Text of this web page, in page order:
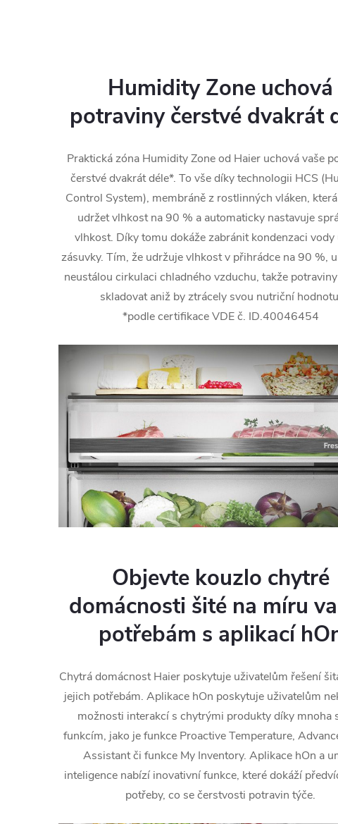
Humidity Zone uchová
potraviny čerstvé dvakrát
Praktická zóna Humidity Zone od Haier uchová vaše
čerstvé dvakrát déle*. To vše díky technologii HCS
Control System), membráně z rostlinných vláken,
udržet vlhkost na 90 % a automaticky nastavuje
vlhkost. Díky tomu dokáže zabránit kondenzaci
zásuvky. Tím, že udržuje vlhkost v přihrádce na 90 %,
neustálou cirkulaci chladného vzduchu, takže
skladovat aniž by ztrácely svou nutriční
*podle certifikace VDE č. ID.40046454
Objevte kouzlo chytré
domácnosti šité na míru
potřebám s aplikací
Chytrá domácnost Haier poskytuje uživatelům řešení
jejich potřebám. Aplikace hOn poskytuje uživatelům
možnosti interakcí s chytrými produkty díky mnoha
funkcím, jako je funkce Proactive Temperature,
Assistant či funkce My Inventory. Aplikace hOn a
inteligence nabízí inovativní funkce, které dokáží
potřeby, co se čerstvosti potravin týče.